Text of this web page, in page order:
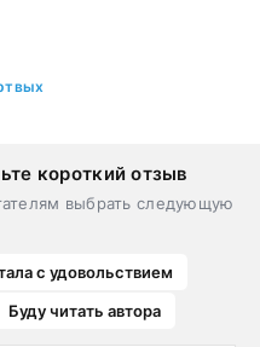
короткий отзыв
выбрать следующую
с удовольствием
Буду читать автора